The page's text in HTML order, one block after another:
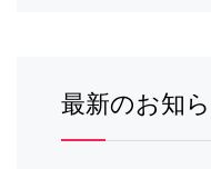
最新のお知